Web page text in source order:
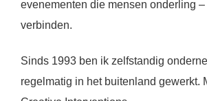
evenementen die mensen onderling
verbinden.
Sinds 1993 ben ik zelfstandig
regelmatig in het buitenland gewerkt.